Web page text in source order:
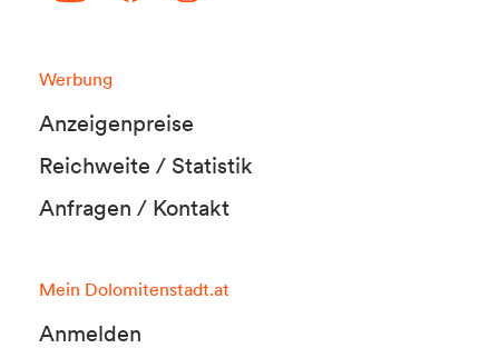
Werbung
Anzeigenpreise
Reichweite / Statistik
Anfragen / Kontakt
Mein Dolomitenstadt.at
Anmelden